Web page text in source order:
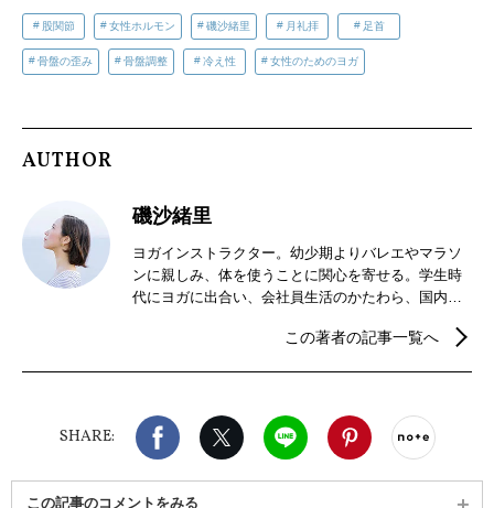
股関節 女性ホルモン 磯沙緒里 月礼拝 足首
骨盤の歪み 骨盤調整 冷え性 女性のためのヨガ
AUTHOR
磯沙緒里
ヨガインストラクター。幼少期よりバレエやマラソ
ンに親しみ、体を使うことに関心を寄せる。学生時
代にヨガに出合い、会社員生活のかたわら、国内外
かれてインストラクターに。現在は、スタイルに捉
模ヨガイベントプロデュースも手がける。
この著者の記事一覧へ
SHARE:
Facebook X（旧twitter）
LINE Pinterest
この記事のコメントをみる